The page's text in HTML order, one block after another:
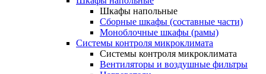
Шкафы напольные
Сборные шкафы (составные части)
Моноблочные шкафы (рамы)
Системы контроля микроклимата
Системы контроля микроклимата
Вентиляторы и воздушные фильтры